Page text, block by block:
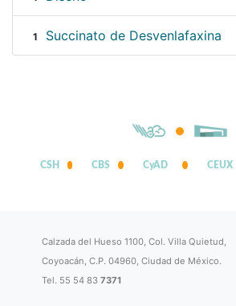
1 Succinato de Desvenlafaxina
CSH CBS CyAD CEUX
Calzada del Hueso 1100, Col. Villa Quietud,
Coyoacán, C.P. 04960, Ciudad de México.
Tel. 55 54 837371